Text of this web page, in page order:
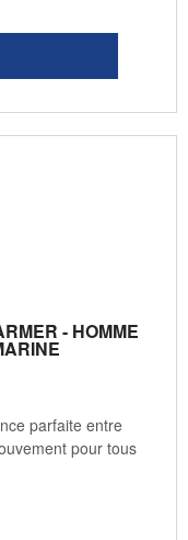
- HOMME
parfaite entre
pour tous